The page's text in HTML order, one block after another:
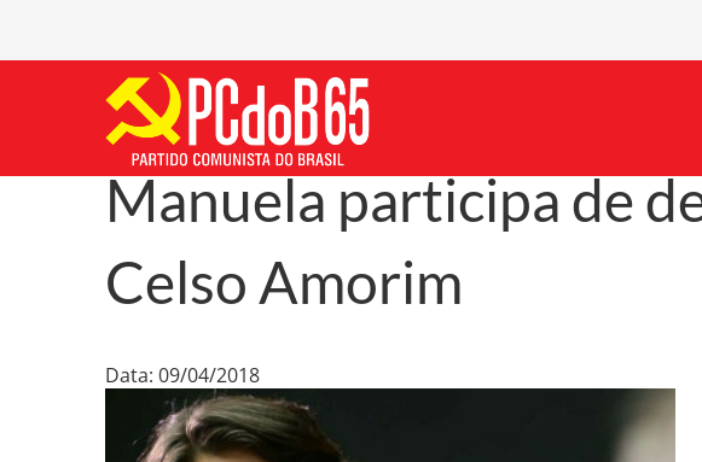
Manuela participa de
Celso Amorim
Data: 09/04/2018